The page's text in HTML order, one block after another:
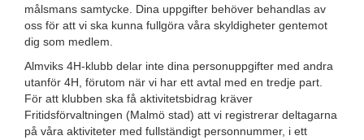
målsmans samtycke. Dina uppgifter behöver behandlas av
oss för att vi ska kunna fullgöra våra skyldigheter gentemot
dig som medlem.
Almviks 4H-klubb delar inte dina personuppgifter med andra
utanför 4H, förutom när vi har ett avtal med en tredje part.
För att klubben ska få aktivitetsbidrag kräver
Fritidsförvaltningen (Malmö stad) att vi registrerar deltagarna
på våra aktiviteter med fullständigt personnummer, i ett